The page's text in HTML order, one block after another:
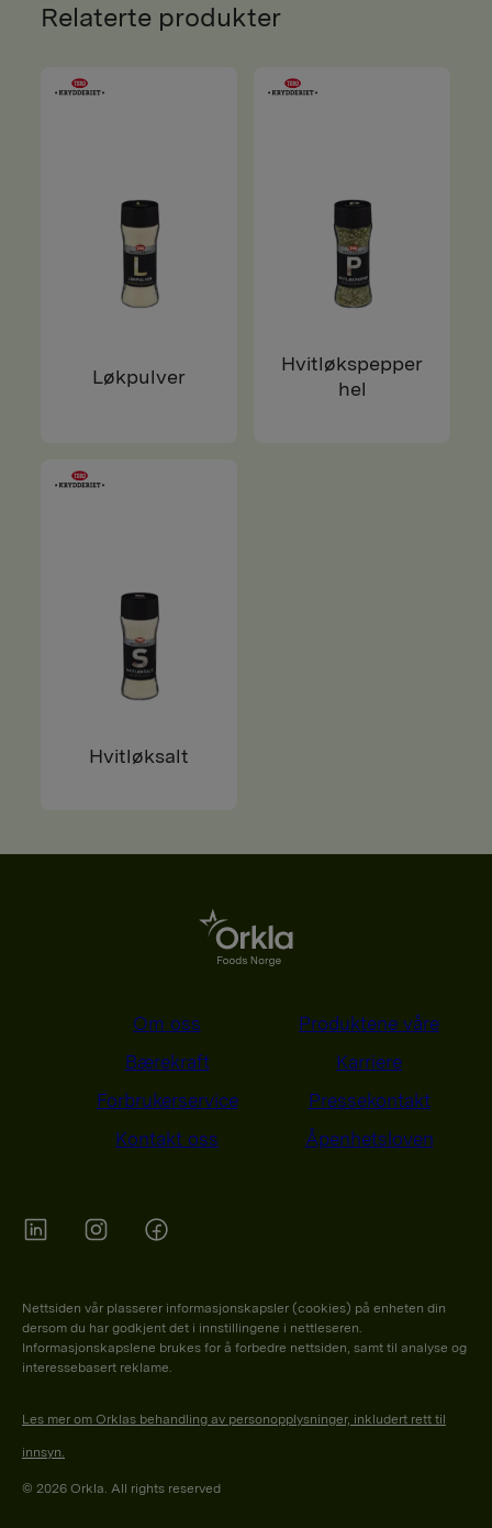
Relaterte produkter
Løkpulver
Hvitløkspepper
hel
Hvitløksalt
Om oss
Produktene våre
Bærekraft
Karriere
Forbrukerservice
Pressekontakt
Kontakt oss
Åpenhetsloven
Nettsiden vår plasserer informasjonskapsler (cookies) på enheten din
dersom du har godkjent det i innstillingene i nettleseren.
Informasjonskapslene brukes for å forbedre nettsiden, samt til analyse og
interessebasert reklame.
Les mer om Orklas behandling av personopplysninger, inkludert rett til
innsyn.
© 2026 Orkla. All rights reserved